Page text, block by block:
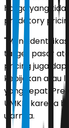
harga yang
predatory
target pasar
pricing juga
kebijakan atau
yang tepat.
UMKM karena
ujarnya.